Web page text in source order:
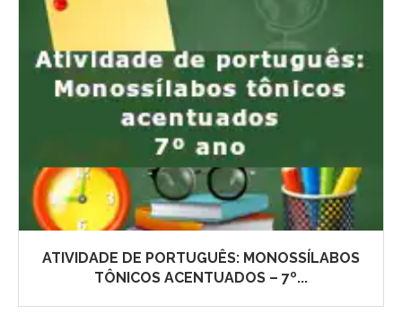
ATIVIDADE DE PORTUGUÊS: MONOSSÍLABOS
TÔNICOS ACENTUADOS – 7º...